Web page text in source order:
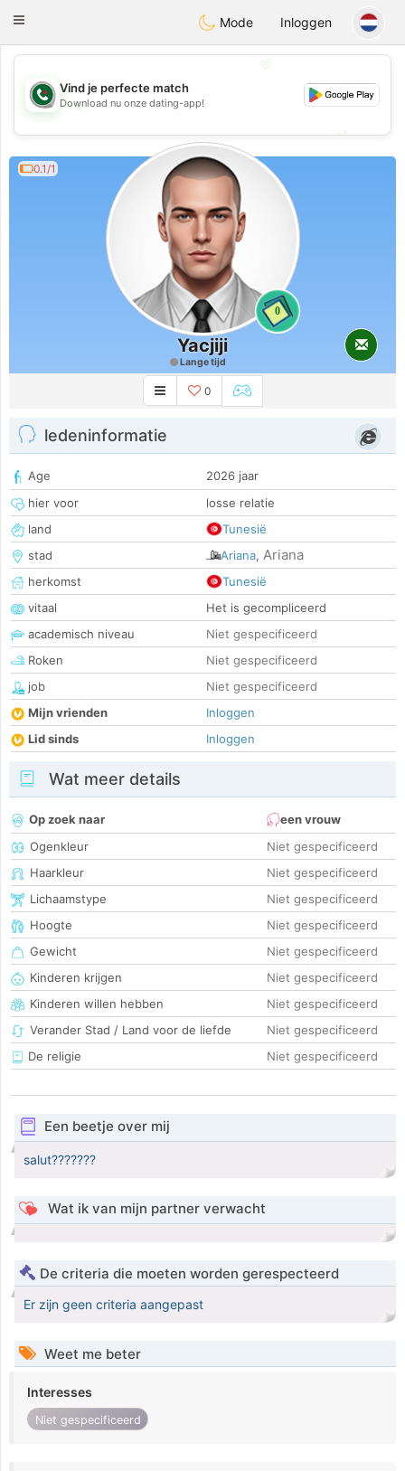
Weshrak
Toggle
Mode Inloggen
💖
💕
💕
Vind je perfecte match
Download nu onze dating-app!
0.1/1
0
Yacjiji
Lange tijd
0
ledeninformatie
Age
2026 jaar
hier voor
losse relatie
land
Tunesië
stad
Ariana, Ariana
herkomst
Tunesië
vitaal
Het is gecompliceerd
academisch niveau
Niet gespecificeerd
Roken
Niet gespecificeerd
job
Niet gespecificeerd
Mijn vrienden
Inloggen
Lid sinds
Inloggen
Wat meer details
Op zoek naar
een vrouw
Ogenkleur
Niet gespecificeerd
Haarkleur
Niet gespecificeerd
Lichaamstype
Niet gespecificeerd
Hoogte
Niet gespecificeerd
Gewicht
Niet gespecificeerd
Kinderen krijgen
Niet gespecificeerd
Kinderen willen hebben
Niet gespecificeerd
Verander Stad / Land voor de liefde
Niet gespecificeerd
De religie
Niet gespecificeerd
Een beetje over mij
salut???????
Wat ik van mijn partner verwacht
De criteria die moeten worden gerespecteerd
Er zijn geen criteria aangepast
Weet me beter
Interesses
Niet gespecificeerd